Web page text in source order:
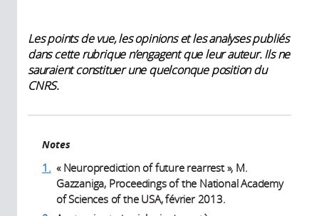
Les points de vue, les opinions et les analyses publiés
dans cette rubrique n’engagent que leur auteur. Ils ne
sauraient constituer une quelconque position du
CNRS.
Notes
1. « Neuroprediction of future rearrest », M.
Gazzaniga, Proceedings of the National Academy
of Sciences of the USA, février 2013.